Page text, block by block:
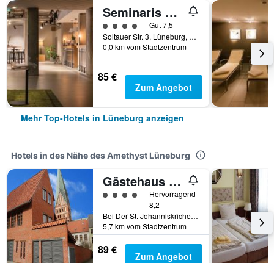
Seminaris Hotel Lüneburg
Bewertungskategorie 4
Gut 7,5
Soltauer Str. 3, Lüneburg, Niedersachsen, Deutschland
0,0 km vom Stadtzentrum
85 €
Zum Angebot
Mehr Top-Hotels in Lüneburg anzeigen
Hotels in des Nähe des Amethyst Lüneburg
Gästehaus am Wasserturm
Bewertungskategorie 4
Hervorragend
8,2
Bei Der St. Johanniskriche 5, Lüneburg, Niedersachsen, Deutschland
5,7 km vom Stadtzentrum
89 € Zum Angebot